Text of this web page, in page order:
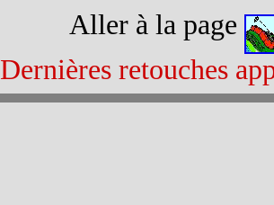
Aller à la page
Dernières retouches